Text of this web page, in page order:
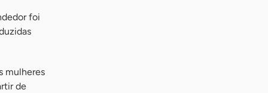
foi
mulheres
de